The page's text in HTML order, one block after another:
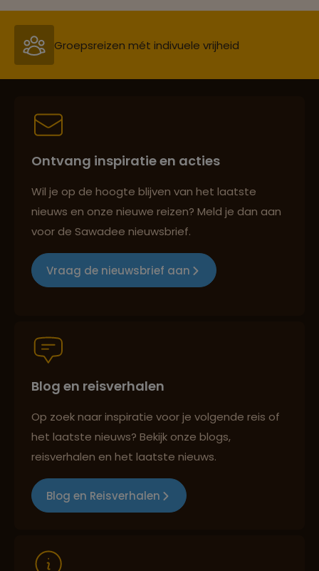
Waterfall
Lees meer over Medan
Lees meer over Merapi
Lees meer over Nusa Lembongan
Lees meer over Prambanan
Lees meer over Pulau Weh
Lees meer over Pura Besakih
Persoonlijk en deskundig reisadvies
Best beoordeelde reisroutes
Groepsreizen mét indivuele vrijheid
Best beoordeelde reisroutes
Reizen met oog voor mens, cultuur en milieu
Ontvang inspiratie en acties
Wil je op de hoogte blijven van het laatste
nieuws en onze nieuwe reizen? Meld je dan aan
voor de Sawadee nieuwsbrief.
Vraag de nieuwsbrief aan
Blog en reisverhalen
Op zoek naar inspiratie voor je volgende reis of
het laatste nieuws? Bekijk onze blogs,
reisverhalen en het laatste nieuws.
Blog en Reisverhalen